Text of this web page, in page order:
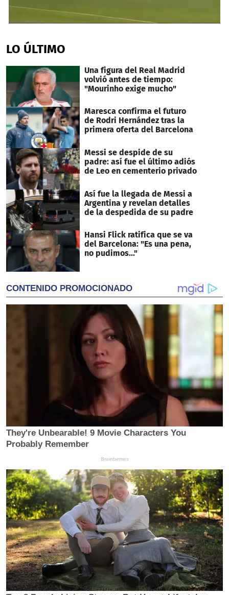
of
2
36
seconds
LO ÚLTIMO
Una figura del Real Madrid
volvió antes de tiempo:
"Mourinho exige mucho"
Maresca confirma el futuro
de Rodri Hernández tras la
primera oferta del Barcelona
Messi se despide de su
padre: así fue el último adiós
de Leo en cementerio privado
Así fue la llegada de Messi a
Argentina y revelan detalles
de la despedida de su padre
Hansi Flick ratifica que se va
del Barcelona: "Es una pena,
no pudimos..."